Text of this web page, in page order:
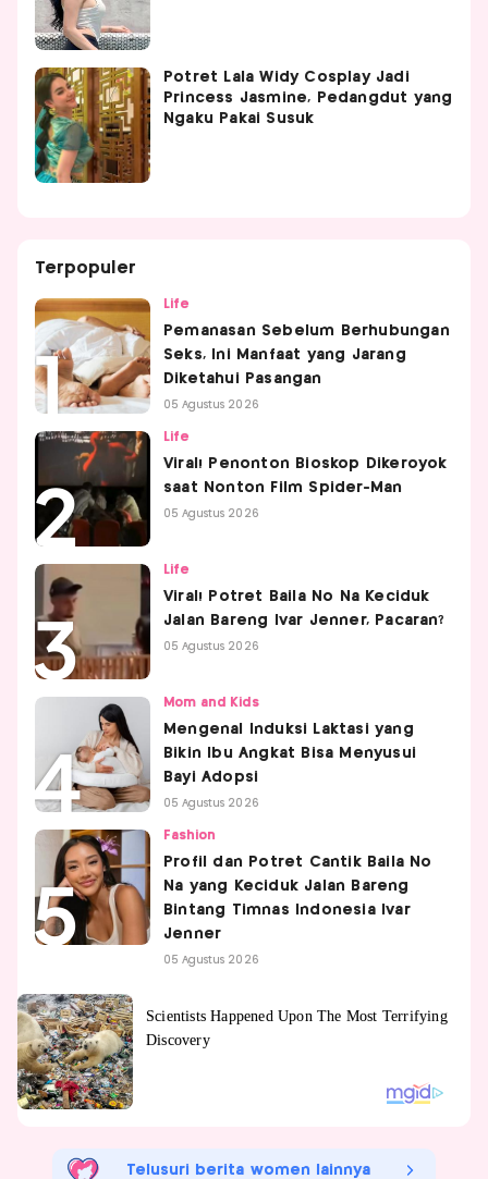
Potret Lala Widy Cosplay Jadi
Princess Jasmine, Pedangdut yang
Ngaku Pakai Susuk
Terpopuler
Life
Pemanasan Sebelum Berhubungan
Seks, Ini Manfaat yang Jarang
Diketahui Pasangan
05 Agustus 2026
Life
Viral! Penonton Bioskop Dikeroyok
saat Nonton Film Spider-Man
05 Agustus 2026
Life
Viral! Potret Baila No Na Keciduk
Jalan Bareng Ivar Jenner, Pacaran?
05 Agustus 2026
Mom and Kids
Mengenal Induksi Laktasi yang
Bikin Ibu Angkat Bisa Menyusui
Bayi Adopsi
05 Agustus 2026
Fashion
Profil dan Potret Cantik Baila No
Na yang Keciduk Jalan Bareng
Bintang Timnas Indonesia Ivar
Jenner
05 Agustus 2026
Telusuri berita women lainnya